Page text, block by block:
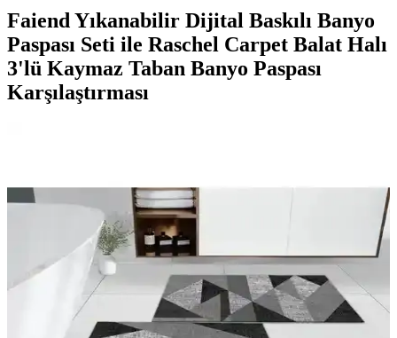
Faiend Yıkanabilir Dijital Baskılı Banyo
Paspası Seti ile Raschel Carpet Balat Halı
3'lü Kaymaz Taban Banyo Paspası
Karşılaştırması